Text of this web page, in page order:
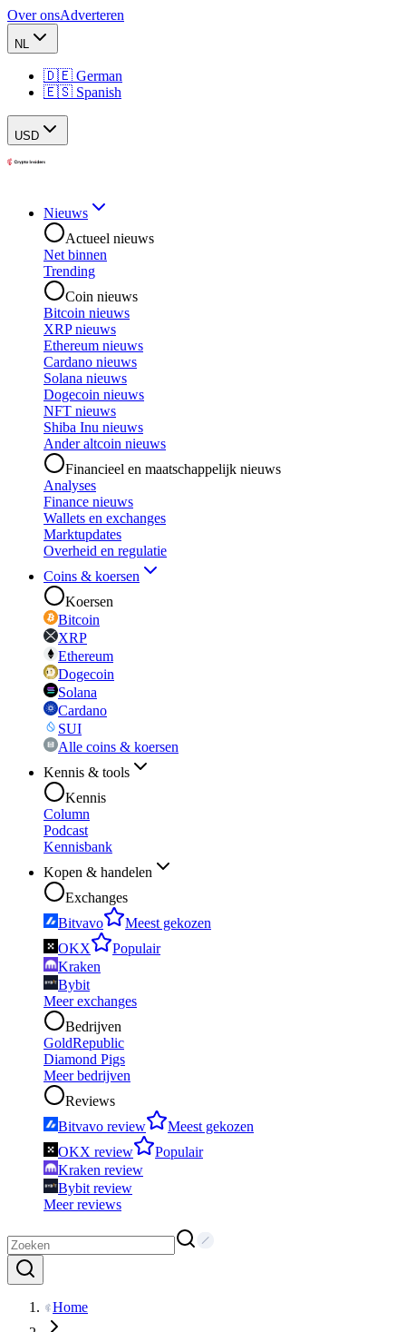
Over onsAdverteren
NL
🇩🇪 German
🇪🇸 Spanish
USD
Nieuws
Actueel nieuws
Net binnen
Trending
Coin nieuws
Bitcoin nieuws
XRP nieuws
Ethereum nieuws
Cardano nieuws
Solana nieuws
Dogecoin nieuws
NFT nieuws
Shiba Inu nieuws
Ander altcoin nieuws
Financieel en maatschappelijk nieuws
Analyses
Finance nieuws
Wallets en exchanges
Marktupdates
Overheid en regulatie
Coins & koersen
Koersen
Bitcoin
XRP
Ethereum
Dogecoin
Solana
Cardano
SUI
Alle coins & koersen
Kennis & tools
Kennis
Column
Podcast
Kennisbank
Kopen & handelen
Exchanges
Bitvavo
Meest gekozen
OKX
Populair
Kraken
Bybit
Meer exchanges
Bedrijven
GoldRepublic
Diamond Pigs
Meer bedrijven
Reviews
Bitvavo review
Meest gekozen
OKX review
Populair
Kraken review
Bybit review
Meer reviews
Home